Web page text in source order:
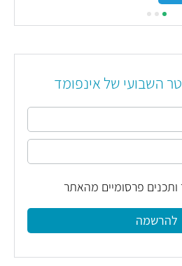
השבועי של אינפומד
ותכנים פרסומיים מהאתר
להרשמה